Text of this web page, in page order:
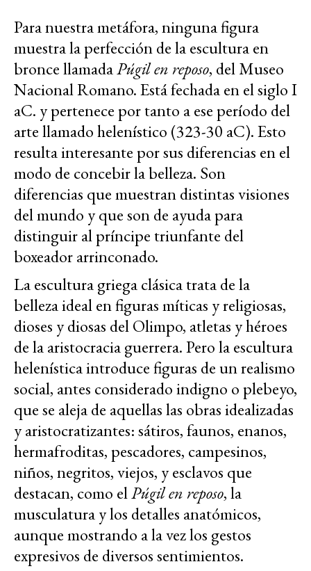
Para nuestra metáfora, ninguna figura
muestra la perfección de la escultura en
bronce llamadaPúgil en reposo, del Museo
Nacional Romano. Está fechada en el siglo I
aC. y pertenece por tanto a ese período del
arte llamado helenístico (323-30 aC). Esto
resulta interesante por sus diferencias en el
modo de concebir la belleza. Son
diferencias que muestran distintas visiones
del mundo y que son de ayuda para
distinguir al príncipe triunfante del
boxeador arrinconado.
La escultura griega clásica trata de la
belleza ideal en figuras míticas y religiosas,
dioses y diosas del Olimpo, atletas y héroes
de la aristocracia guerrera. Pero la escultura
helenística introduce figuras de un realismo
social, antes considerado indigno o plebeyo,
que se aleja de aquellas las obras idealizadas
y aristocratizantes: sátiros, faunos, enanos,
hermafroditas, pescadores, campesinos,
niños, negritos, viejos, y esclavos que
destacan, como elPúgil en reposo, la
musculatura y los detalles anatómicos,
aunque mostrando a la vez los gestos
expresivos de diversos sentimientos.